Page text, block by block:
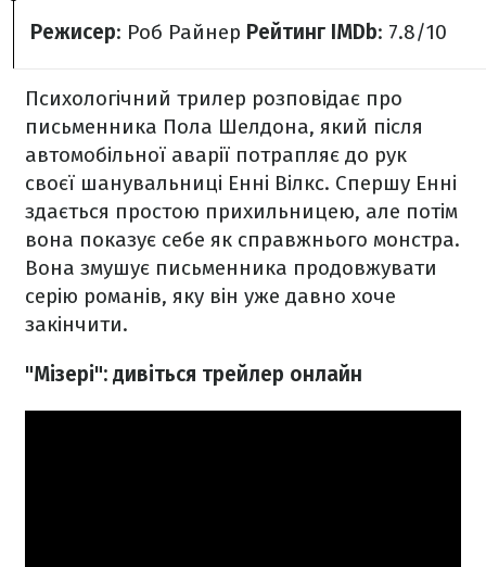
Режисер: Роб Райнер Рейтинг IMDb: 7.8/10
Психологічний трилер розповідає про
письменника Пола Шелдона, який після
автомобільної аварії потрапляє до рук
своєї шанувальниці Енні Вілкс. Спершу Енні
здається простою прихильницею, але потім
вона показує себе як справжнього монстра.
Вона змушує письменника продовжувати
серію романів, яку він уже давно хоче
закінчити.
"Мізері": дивіться трейлер онлайн